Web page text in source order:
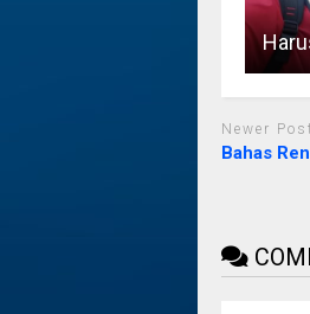
Newer Post
Bahas